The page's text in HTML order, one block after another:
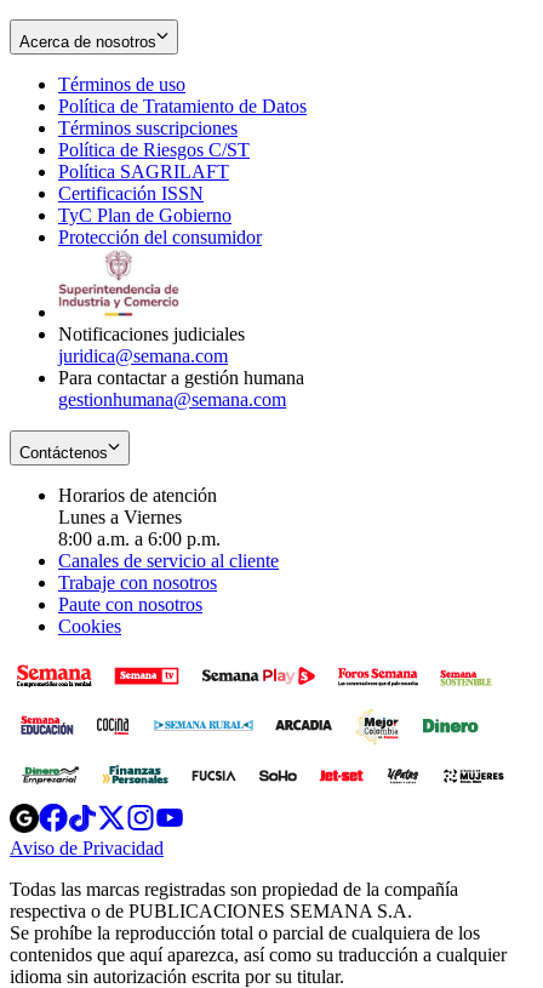
Acerca de nosotros
Términos de uso
in
new
window
Política de Tratamiento de Datos
Términos suscripciones
in
Política de Riesgos C/ST
Política SAGRILAFT
new
window
Certificación ISSN
in
new
TyC Plan de Gobierno
in
Protección del consumidorOpens
Notificaciones judiciales
juridica@semana.com
Para contactar a gestión humana
gestionhumana@semana.com
Contáctenos
Horarios de atención
Lunes a Viernes
8:00 a.m. a 6:00 p.m.
Canales de servicio al cliente
Trabaje con nosotros
Paute con nosotros
Cookies
Opens
in
new
Opens
in
new
Opens
in
new
window
Opens
new
windowwindow
Aviso de Privacidad
new
window
Todas las marcas registradas son propiedad de la compañía
respectiva o de PUBLICACIONES SEMANA S.A.
Se prohíbe la reproducción total o parcial de cualquiera de los
contenidos que aquí aparezca, así como su traducción a cualquier
idioma sin autorización escrita por su titular.